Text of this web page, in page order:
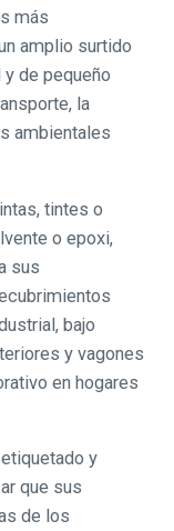
más
amplio surtido
de pequeño
la
ambientales
tintes o
o epoxi,
sus
bajo
y vagones
en hogares
y
que sus
de los